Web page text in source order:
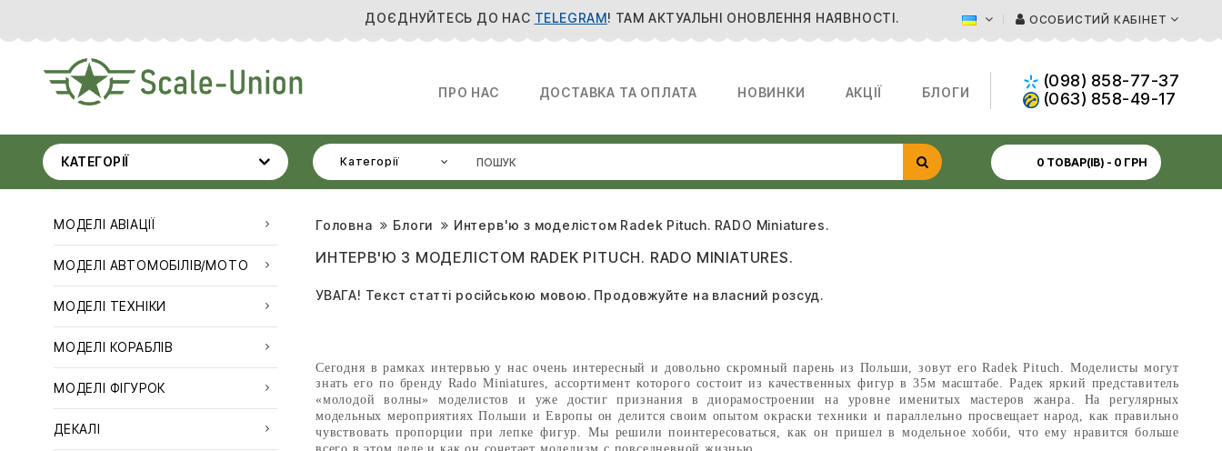
ДОЄДНУЙТЕСЬ ДО НАС TELEGRAM! ТАМ АКТУАЛЬНІ ОНОВЛЕННЯ НАЯВНОСТІ. ОСОБИСТИЙ КАБІНЕТ
(098) 858-77-37
(063) 858-49-17
ПРО НАС ДОСТАВКА ТА ОПЛАТА НОВИНКИ АКЦІЇ БЛОГИ
КАТЕГОРІЇ Категорії 0 ТОВАР(ІВ) - 0 ГРН
МОДЕЛІ АВІАЦІЇ
МОДЕЛІ АВТОМОБІЛІВ/МОТО
МОДЕЛІ ТЕХНІКИ
МОДЕЛІ КОРАБЛІВ
МОДЕЛІ ФІГУРОК
ДЕКАЛІ
Головна Блоги Интерв'ю з моделістом Radek Pituch. RADO Miniatures.
ИНТЕРВ'Ю З МОДЕЛІСТОМ RADEK PITUCH. RADO MINIATURES.
УВАГА! Текст статті російською мовою. Продовжуйте на власний розсуд.
Сегодня в рамках интервью у нас очень интересный и довольно скромный парень из Польши, зовут его Radek Pituch. Моделисты могут
знать его по бренду Rado Miniatures, ассортимент которого состоит из качественных фигур в 35м масштабе. Радек яркий представитель
«молодой волны» моделистов и уже достиг признания в диорамостроении на уровне именитых мастеров жанра. На регулярных
модельных мероприятиях Польши и Европы он делится своим опытом окраски техники и параллельно просвещает народ, как правильно
чувствовать пропорции при лепке фигур. Мы решили поинтересоваться, как он пришел в модельное хобби, что ему нравится больше